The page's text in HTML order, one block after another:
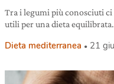
Tra i legumi più conosciuti
utili per una dieta
Dieta mediterranea 21